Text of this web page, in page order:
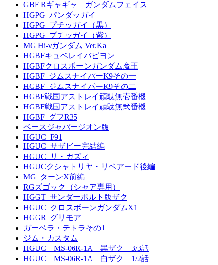
GBF Rギャギャ ガンダムフェイス
HGPG_パンダッガイ
HGPG_プチッガイ（黒）
HGPG_プチッガイ（紫）
MG Hi-νガンダム Ver.Ka
HGBFキュベレイパピヨン
HGBFクロスボーンガンダム魔王
HGBF_ジムスナイパーK9その一
HGBF_ジムスナイパーK9その二
HGBF戦国アストレイ頑駄無壱番機
HGBF戦国アストレイ頑駄無弐番機
HGBF_グフR35
ベースジャバージオン版
HGUC_F91
HGUC_サザビー完結編
HGUC_リ・ガズィ
HGUCクシャトリヤ・リペアード後編
MG_ターンX前編
RGズゴック（シャア専用）
HGGT_サンダーボルト版ザク
HGUC_クロスボーンガンダムX1
HGGR_グリモア
ガーベラ・テトラその1
ジム・カスタム
HGUC MS-06R-1A 黒ザク 3/3話
HGUC MS-06R-1A 白ザク 1/2話